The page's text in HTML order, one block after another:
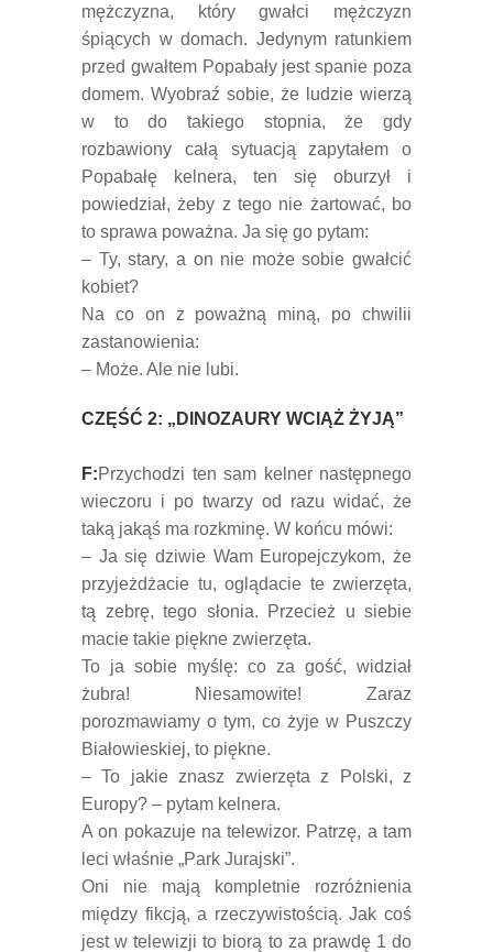
mężczyzna, który gwałci mężczyzn
śpiących w domach. Jedynym ratunkiem
przed gwałtem Popabały jest spanie poza
domem. Wyobraź sobie, że ludzie wierzą
w to do takiego stopnia, że gdy
rozbawiony całą sytuacją zapytałem o
Popabałę kelnera, ten się oburzył i
powiedział, żeby z tego nie żartować, bo
to sprawa poważna. Ja się go pytam:
– Ty, stary, a on nie może sobie gwałcić
kobiet?
Na co on z poważną miną, po chwilii
zastanowienia:
– Może. Ale nie lubi.
CZĘŚĆ 2: „DINOZAURY WCIĄŻ ŻYJĄ”
F:Przychodzi ten sam kelner następnego
wieczoru i po twarzy od razu widać, że
taką jakąś ma rozkminę. W końcu mówi:
– Ja się dziwie Wam Europejczykom, że
przyjeżdżacie tu, oglądacie te zwierzęta,
tą zebrę, tego słonia. Przecież u siebie
macie takie piękne zwierzęta.
To ja sobie myślę: co za gość, widział
żubra! Niesamowite! Zaraz
porozmawiamy o tym, co żyje w Puszczy
Białowieskiej, to piękne.
– To jakie znasz zwierzęta z Polski, z
Europy? – pytam kelnera.
A on pokazuje na telewizor. Patrzę, a tam
leci właśnie „Park Jurajski”.
Oni nie mają kompletnie rozróżnienia
między fikcją, a rzeczywistością. Jak coś
jest w telewizji to biorą to za prawdę 1 do